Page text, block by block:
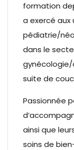
formation
a exercé aux
pédiatrie/
dans le
gynécologie/
suite de
Passionnée
ainsi que
soins de